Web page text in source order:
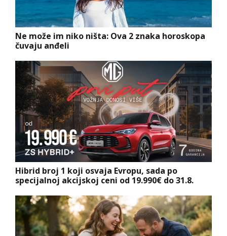
Ne može im niko ništa: Ova 2 znaka horoskopa
čuvaju anđeli
Hibrid broj 1 koji osvaja Evropu, sada po
specijalnoj akcijskoj ceni od 19.990€ do 31.8.